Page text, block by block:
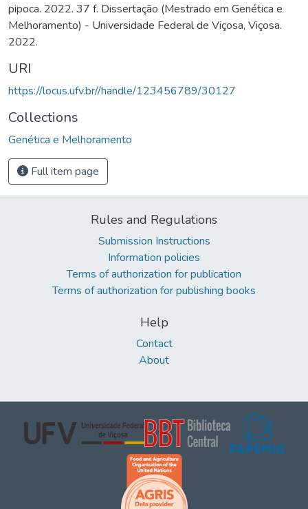
pipoca. 2022. 37 f. Dissertação (Mestrado em Genética e
Melhoramento) - Universidade Federal de Viçosa, Viçosa.
2022.
URI
https://locus.ufv.br//handle/123456789/30127
Collections
Genética e Melhoramento
Full item page
Rules and Regulations
Submission Instructions
Information policies
Terms of authorization for publication
Terms of authorization for publishing books
Help
Contact
About